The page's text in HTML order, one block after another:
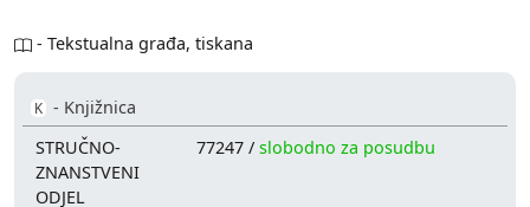
- Tekstualna građa, tiskana
K - Knjižnica
STRUČNO-
ZNANSTVENI
ODJEL
77247 /slobodno za posudbu